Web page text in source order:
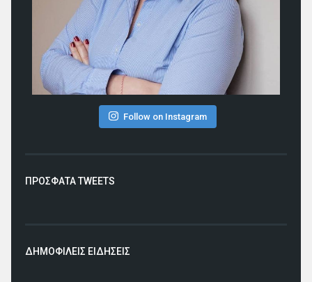
Follow on Instagram
ΠΡΟΣΦΑΤΑ TWEETS
ΔΗΜΟΦΙΛΕΙΣ ΕΙΔΗΣΕΙΣ